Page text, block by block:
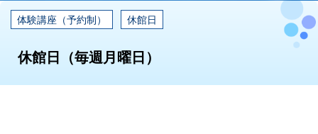
体験講座（予約制） 休館日
休館日（毎週月曜日）